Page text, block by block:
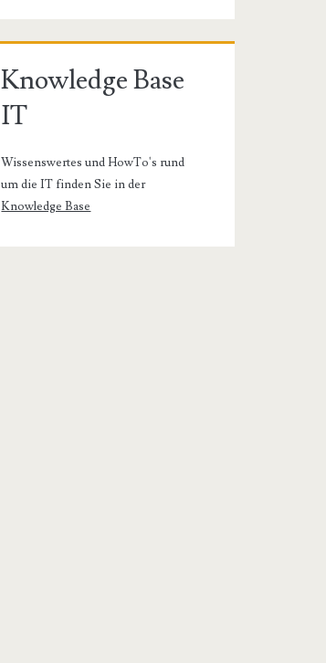
Knowledge Base
IT
Wissenswertes und HowTo's rund
um die IT finden Sie in der
Knowledge Base